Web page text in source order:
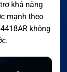
khả năng
mạnh theo
không